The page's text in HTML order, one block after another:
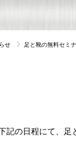
せ 足と靴の無料セミ
記の日程にて、足